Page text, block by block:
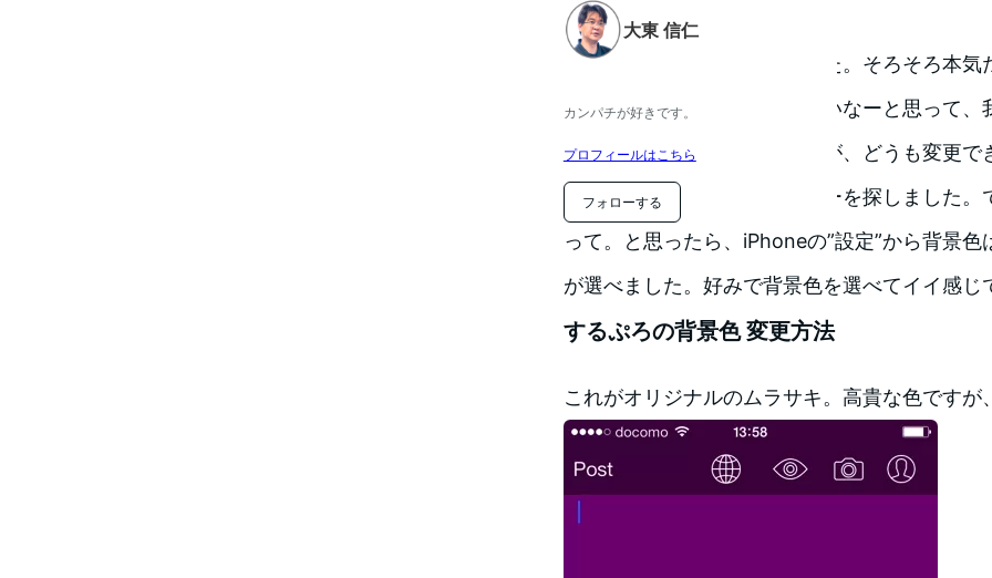
大東 信仁
カンパチが好きです。
プロフィールはこちら
フォローする
ということで、使っていました。そろそろ本
背景色が結構目にやさしくないなーと思って、
ないのか？と思っていましたが、どうも変更で
で、必死にするぷろのメニューを探しました。
って。と思ったら、iPhoneの”設定”から背景
が選べました。好みで背景色を選べてイイ感じ
するぷろの背景色 変更方法
これがオリジナルのムラサキ。高貴な色ですが